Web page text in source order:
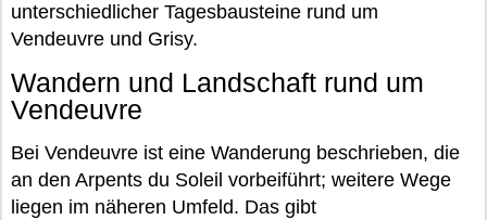
unterschiedlicher Tagesbausteine rund um
Vendeuvre und Grisy.
Wandern und Landschaft rund um
Vendeuvre
Bei Vendeuvre ist eine Wanderung beschrieben, die
an den Arpents du Soleil vorbeiführt; weitere Wege
liegen im näheren Umfeld. Das gibt